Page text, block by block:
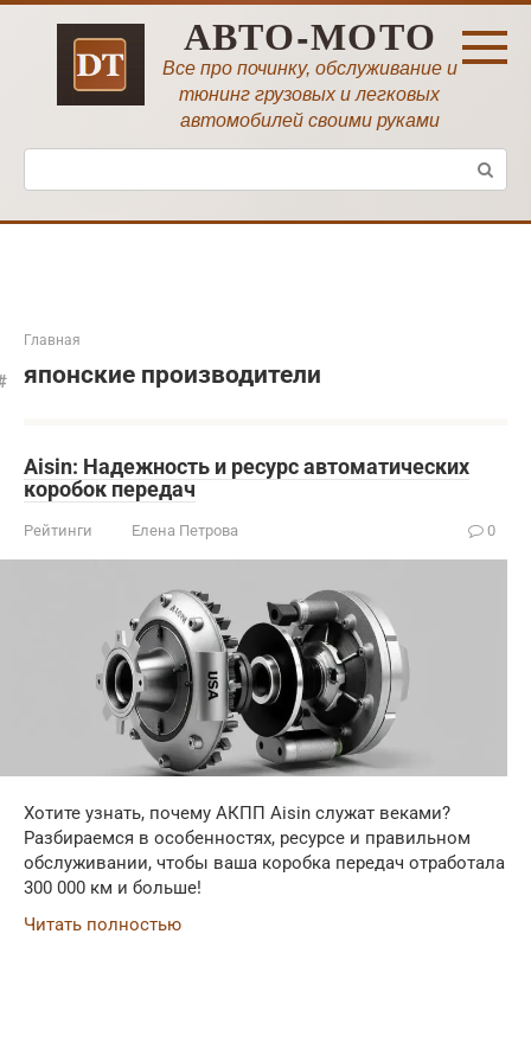
Перейти
АВТО-МОТО
Все про починку, обслуживание и
тюнинг грузовых и легковых
автомобилей своими руками
Поиск:
Главная
японские производители
Aisin: Надежность и ресурс автоматических
коробок передач
Рейтинги Елена Петрова 0
Хотите узнать, почему АКПП Aisin служат веками?
Разбираемся в особенностях, ресурсе и правильном
обслуживании, чтобы ваша коробка передач отработала
300 000 км и больше!
Читать полностью